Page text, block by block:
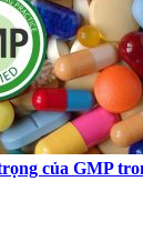
của GMP